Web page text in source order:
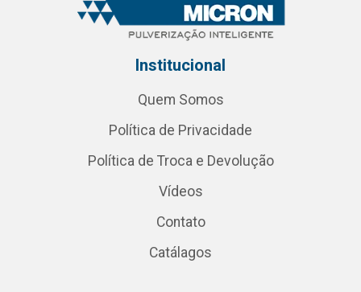
Institucional
Quem Somos
Política de Privacidade
Política de Troca e Devolução
Vídeos
Contato
Catálagos